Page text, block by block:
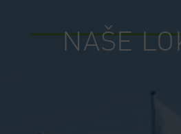
NAŠE